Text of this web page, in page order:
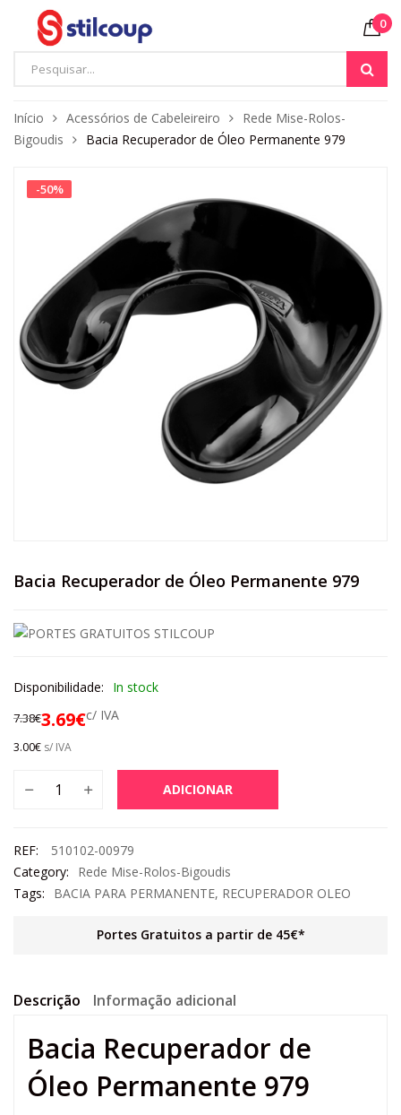
0
Início Acessórios de Cabeleireiro
Rede Mise-Rolos-
Bigoudis
Bacia Recuperador de Óleo Permanente 979
-50%
Bacia Recuperador de Óleo Permanente 979
Disponibilidade: In stock
7.38€3.69€c/ IVA
3.00€ s/ IVA
ADICIONAR
REF:
510102-00979
Category:
Rede Mise-Rolos-Bigoudis
Tags:
BACIA PARA PERMANENTE, RECUPERADOR OLEO
Portes Gratuitos a partir de 45€*
Descrição Informação adicional
Bacia Recuperador de
Óleo Permanente 979